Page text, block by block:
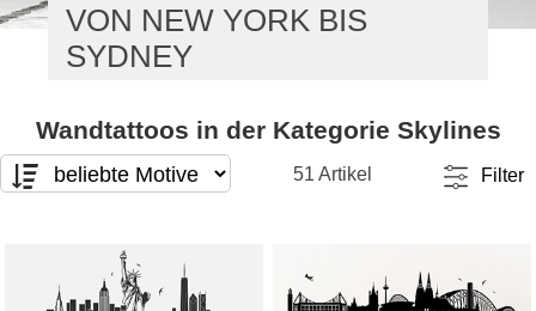
VON NEW YORK BIS
SYDNEY
Wandtattoos in der Kategorie Skylines
51 Artikel Filter
nur Text
Hochformat
(1)